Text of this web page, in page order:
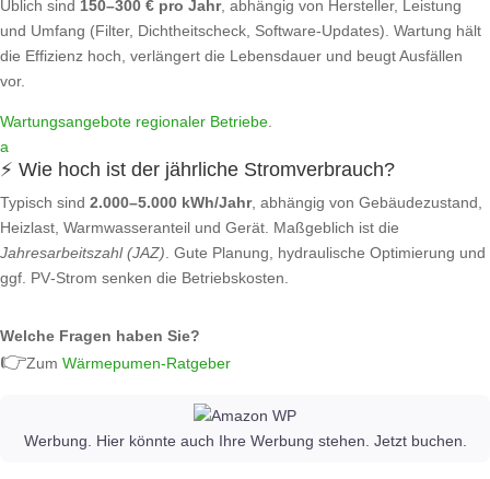
Üblich sind 150–300 € pro Jahr, abhängig von Hersteller, Leistung
und Umfang (Filter, Dichtheitscheck, Software‑Updates). Wartung hält
die Effizienz hoch, verlängert die Lebensdauer und beugt Ausfällen
vor.
Wartungsangebote regionaler Betriebe.
a
⚡ Wie hoch ist der jährliche Stromverbrauch?
Typisch sind 2.000–5.000 kWh/Jahr, abhängig von Gebäudezustand,
Heizlast, Warmwasseranteil und Gerät. Maßgeblich ist die
Jahresarbeitszahl (JAZ). Gute Planung, hydraulische Optimierung und
ggf. PV‑Strom senken die Betriebskosten.
Welche Fragen haben Sie?
👉Zum Wärmepumen-Ratgeber
Werbung. Hier könnte auch Ihre Werbung stehen. Jetzt buchen.